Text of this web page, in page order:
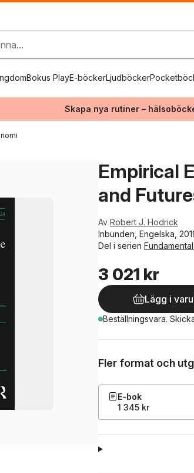
Bokus PlayE-böckerLjudböcker
Skapa nya rutiner –
Empirical
and
Av Robert J. Hodrick
Inbunden, Engelska,
Del i serien
3 021 kr
Lägg i
Beställningsvara.
Fler format och
E-bok
1 345 kr